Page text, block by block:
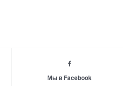
Мы в Facebook